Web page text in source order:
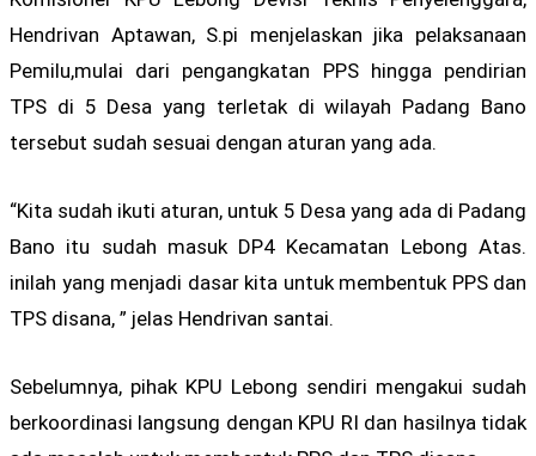
Hendrivan Aptawan, S.pi menjelaskan jika pelaksanaan
Pemilu,mulai dari pengangkatan PPS hingga pendirian
TPS di 5 Desa yang terletak di wilayah Padang Bano
tersebut sudah sesuai dengan aturan yang ada.
“Kita sudah ikuti aturan, untuk 5 Desa yang ada di Padang
Bano itu sudah masuk DP4 Kecamatan Lebong Atas.
inilah yang menjadi dasar kita untuk membentuk PPS dan
TPS disana, ” jelas Hendrivan santai.
Sebelumnya, pihak KPU Lebong sendiri mengakui sudah
berkoordinasi langsung dengan KPU RI dan hasilnya tidak